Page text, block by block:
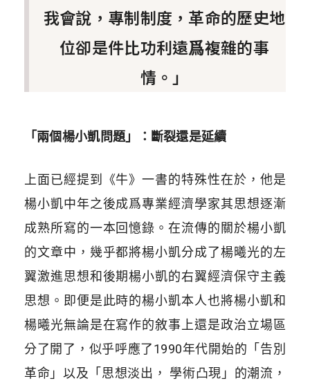
我會說，專制制度，革命的歷史地
位卻是件比功利遠爲複雜的事
情。」
「兩個楊小凱問題」：斷裂還是延續
上面已經提到《牛》一書的特殊性在於，他是
楊小凱中年之後成爲專業經濟學家其思想逐漸
成熟所寫的一本回憶錄。在流傳的關於楊小凱
的文章中，幾乎都將楊小凱分成了楊曦光的左
翼激進思想和後期楊小凱的右翼經濟保守主義
思想。即便是此時的楊小凱本人也將楊小凱和
楊曦光無論是在寫作的敘事上還是政治立場區
分了開了，似乎呼應了1990年代開始的「告別
革命」以及「思想淡出， 學術凸現」的潮流，